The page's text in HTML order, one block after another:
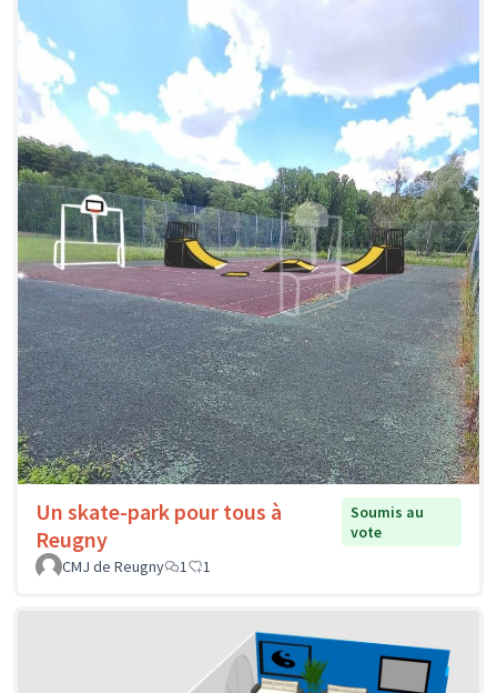
Un skate-park pour tous à
Reugny
Soumis au
vote
CMJ de Reugny
1 1